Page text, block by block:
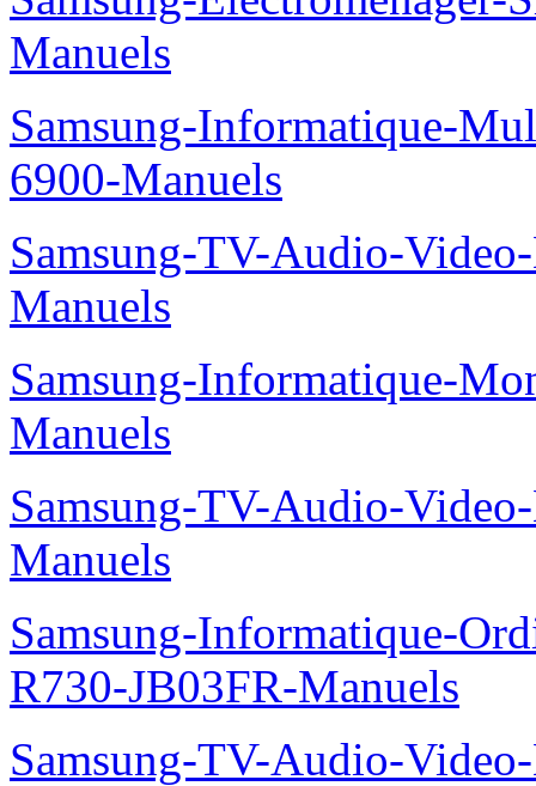
Manuels
Samsung-Informatique-
6900-Manuels
Samsung-TV-Audio-
Manuels
Samsung-Informatique-
Manuels
Samsung-TV-Audio-
Manuels
Samsung-Informatique-
R730-JB03FR-Manuels
Samsung-TV-Audio-